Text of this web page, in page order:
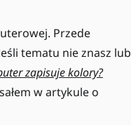
Przede
tematu nie znasz lub
zapisuje kolory?
w artykule o